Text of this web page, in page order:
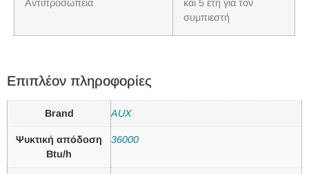
Αντιπροσωπεία
και 5 έτη για τον
συμπιεστή
Επιπλέον πληροφορίες
Brand AUX
Ψυκτική απόδοση
Btu/h
36000